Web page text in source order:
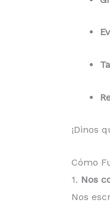
¡Dinos
Cómo
1. Nos
Nos